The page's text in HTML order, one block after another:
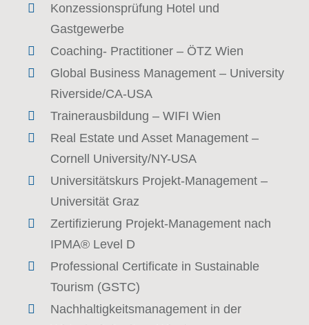
Konzessionsprüfung Hotel und
Gastgewerbe
Coaching- Practitioner – ÖTZ Wien
Global Business Management – University
Riverside/CA-USA
Trainerausbildung – WIFI Wien
Real Estate und Asset Management –
Cornell University/NY-USA
Universitätskurs Projekt-Management –
Universität Graz
Zertifizierung Projekt-Management nach
IPMA® Level D
Professional Certificate in Sustainable
Tourism (GSTC)
Nachhaltigkeitsmanagement in der